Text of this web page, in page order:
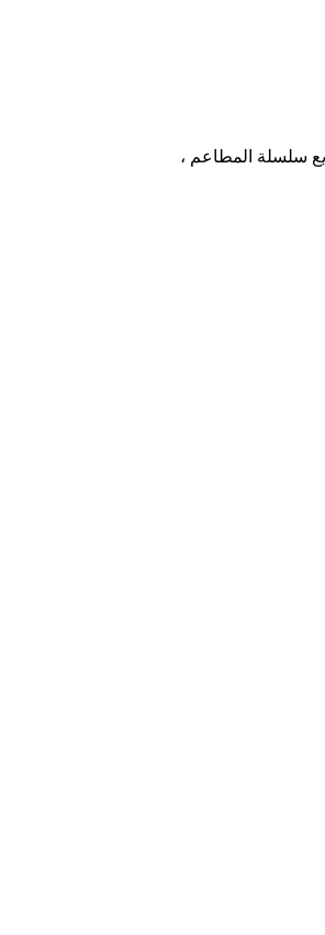
سلسلة المطاعم ،